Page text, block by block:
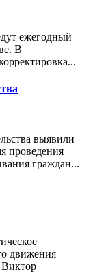
ежегодный
В
выявили
проведения
граждан...
движения